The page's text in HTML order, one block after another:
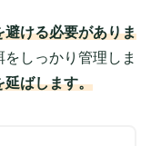
避ける必要がありま
しっかり管理しま
延ばします。